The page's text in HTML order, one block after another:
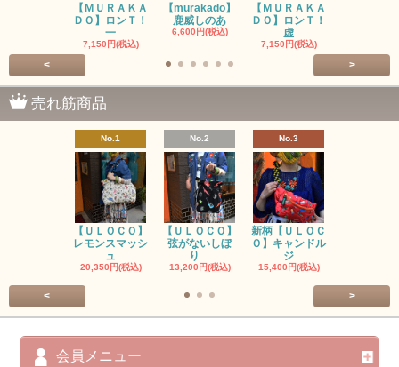
【ＭＵＲＡＫＡ
ＤＯ】ロンＴ！
一
7,150円(税込)
【murakado】
鹿威しのあ
6,600円(税込)
【ＭＵＲＡＫＡ
ＤＯ】ロンＴ！
虚
7,150円(税込)
< >
売れ筋商品
No.1
【ＵＬＯＣＯ】
レモンスマッシ
ュ
20,350円(税込)
No.2
【ＵＬＯＣＯ】
弦がないしぼ
り
13,200円(税込)
No.3
新柄【ＵＬＯＣ
Ｏ】キャンドル
ジ
15,400円(税込)
< >
会員メニュー